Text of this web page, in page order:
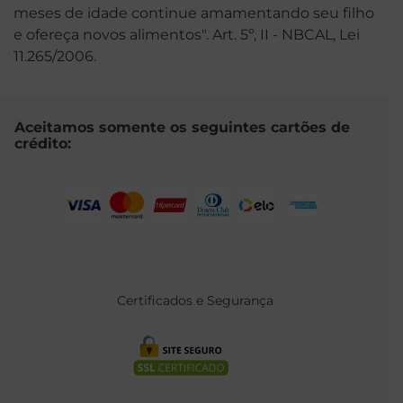
meses de idade continue amamentando seu filho
e ofereça novos alimentos". Art. 5º, II - NBCAL, Lei
11.265/2006.
Aceitamos somente os seguintes cartões de
crédito:
Certificados e Segurança